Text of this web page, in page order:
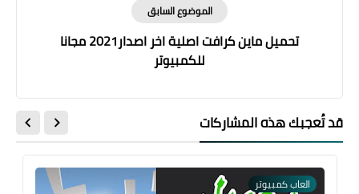
الموضوع السابق
تحميل ماين كرافت اصلية اخر اصدار2021 مجانا
للكمبيوتر
قد تُعجبك هذه المشاركات
العاب كمبيوتر